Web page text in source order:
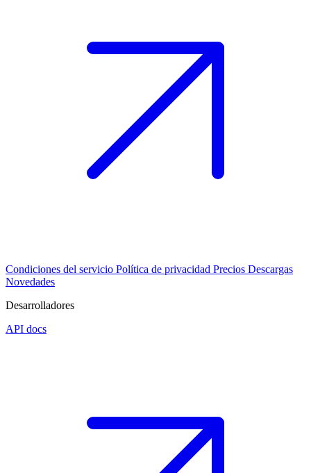
Condiciones del servicio Política de privacidad Precios Descargas
Novedades
Desarrolladores
API docs